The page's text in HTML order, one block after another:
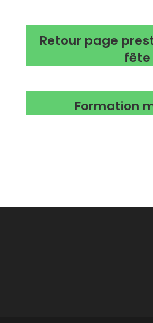
Retour page
fête
Formation